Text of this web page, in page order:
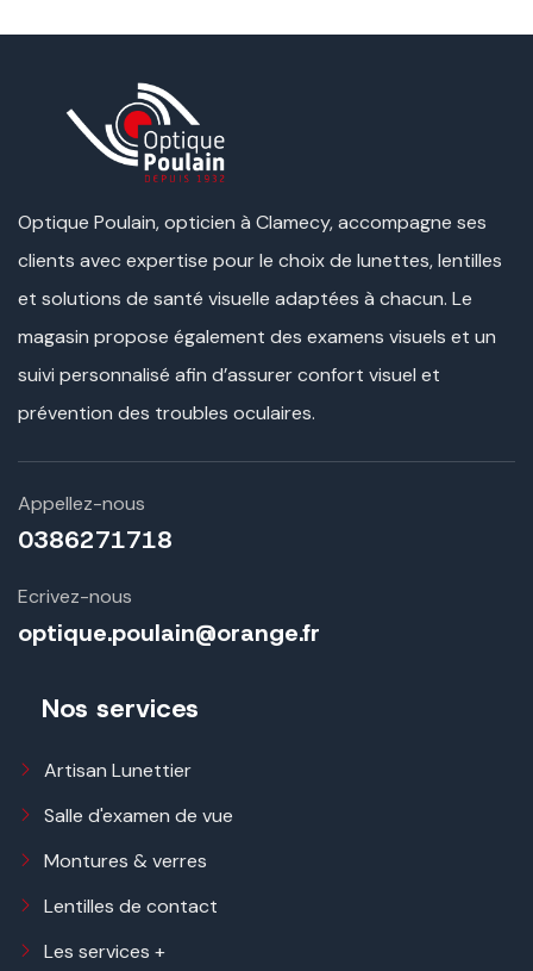
Optique Poulain, opticien à Clamecy, accompagne ses
clients avec expertise pour le choix de lunettes, lentilles
et solutions de santé visuelle adaptées à chacun. Le
magasin propose également des examens visuels et un
suivi personnalisé afin d’assurer confort visuel et
prévention des troubles oculaires.
Appellez-nous
0386271718
Ecrivez-nous
optique.poulain@orange.fr
Nos services
Artisan Lunettier
Salle d'examen de vue
Montures & verres
Lentilles de contact
Les services +